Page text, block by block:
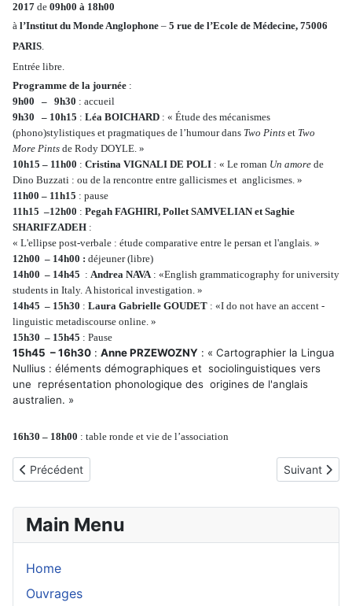
Main Menu
Home
Ouvrages
2017 de 09h00 à 18h00
à l’Institut du Monde Anglophone – 5 rue de l’Ecole de Médecine, 75006
PARIS.
Entrée libre.
Programme de la journée :
9h00 – 9h30 : accueil
9h30 – 10h15 : Léa BOICHARD : « Étude des mécanismes
(phono)stylistiques et pragmatiques de l’humourdans Two Pints et Two
More Pints de Rody DOYLE. »
10h15 – 11h00 : Cristina VIGNALI DE POLI : « Le roman Un amore de
Dino Buzzati : ou de la rencontre entre gallicismes et anglicismes. »
11h00 – 11h15 : pause
11h15 –12h00 : Pegah FAGHIRI, Pollet SAMVELIAN etSaghie
SHARIFZADEH :
« L'ellipse post-verbale : étude comparative entre le persan et l'anglais. »
12h00 – 14h00 : déjeuner (libre)
14h00 – 14h45 : Andrea NAVA: «English grammaticography for university
students in Italy. A historical investigation. »
14h45 – 15h30 : Laura Gabrielle GOUDET : «I do not have an accent -
linguistic metadiscourse online. »
15h30 – 15h45 : Pause
15h45 – 16h30 : Anne PRZEWOZNY : « Cartographier la Lingua
Nullius : éléments démographiques et sociolinguistiques vers
une représentation phonologique des origines de l'anglais
australien. »
16h30 – 18h00 : table ronde et vie de l’association
Article précédent : 2017 - Publication en 2018 des
Précédent Article
Suivant